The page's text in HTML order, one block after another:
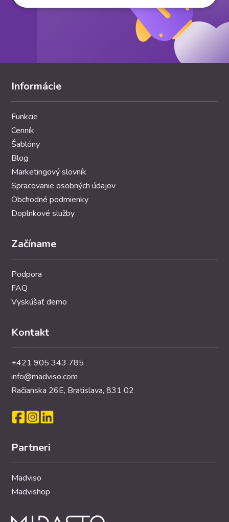
Informácie
Funkcie
Cenník
Šablóny
Blog
Marketingový slovník
Spracovanie osobných údajov
Obchodné podmienky
Doplnkové služby
Začíname
Podpora
FAQ
Vyskúšať demo
Kontakt
+421 905 343 785
info@madviso.com
Račianska 26E, Bratislava, 831 02
Partneri
Madviso
Madvishop